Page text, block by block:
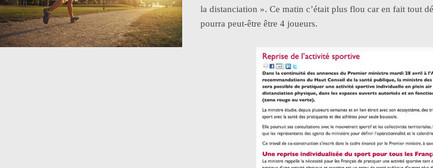
la distanciation ». Ce matin c’était plus flou car en fait tout
pourra peut-être être 4 joueurs.